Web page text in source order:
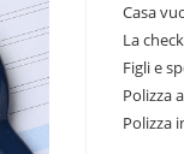
Casa
La
Figli e
Polizza
Polizza